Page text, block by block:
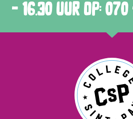
- 16.30 uur op: